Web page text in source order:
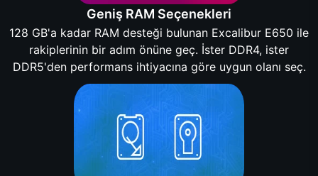
Geniş RAM Seçenekleri
128 GB'a kadar RAM desteği bulunan Excalibur E650 ile
rakiplerinin bir adım önüne geç. İster DDR4, ister
DDR5'den performans ihtiyacına göre uygun olanı seç.